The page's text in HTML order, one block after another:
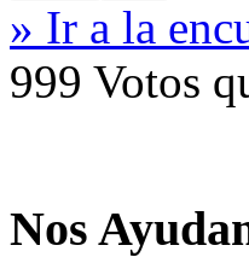
» Ir a la
999 Votos
Nos